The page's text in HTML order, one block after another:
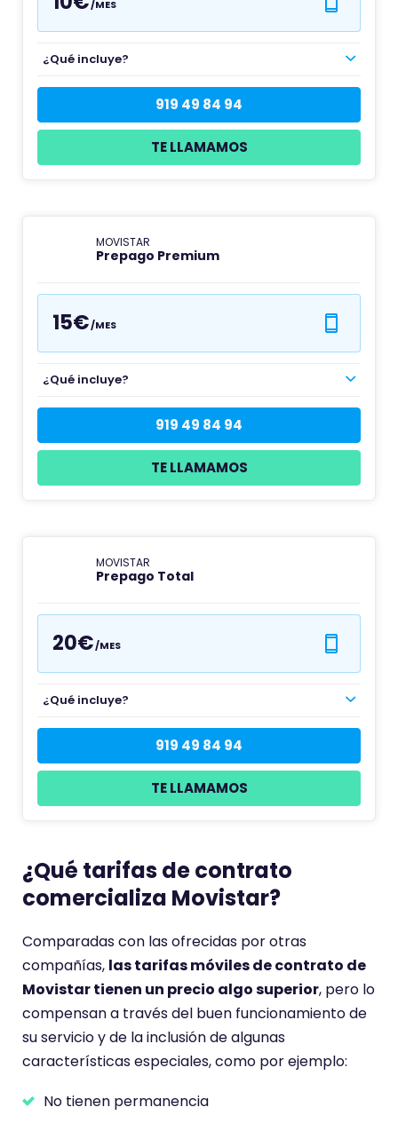
/MES
¿Qué incluye?
919 49 84 94
TE LLAMAMOS
MOVISTAR
Prepago Premium
15€/MES
¿Qué incluye?
919 49 84 94
TE LLAMAMOS
MOVISTAR
Prepago Total
20€/MES
¿Qué incluye?
919 49 84 94
TE LLAMAMOS
¿Qué tarifas de contrato
comercializa Movistar?
Comparadas con las ofrecidas por otras
compañías, las tarifas móviles de contrato de
Movistar tienen un precio algo superior, pero lo
compensan a través del buen funcionamiento de
su servicio y de la inclusión de algunas
características especiales, como por ejemplo:
No tienen permanencia